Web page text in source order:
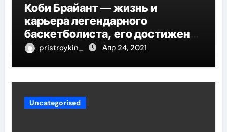
Коби Брайант — жизнь и
карьера легендарного
баскетболиста, его достижения
и наследие
pristroykin_ Апр 24, 2021
Uncategorised